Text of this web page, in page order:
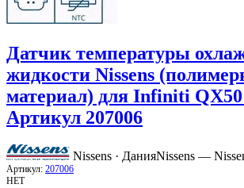
Датчик температуры
жидкости Nissens
материал) для Infiniti QX50
Артикул 207006
Nissens · ДанияNissens —
Артикул: 207006
НЕТ